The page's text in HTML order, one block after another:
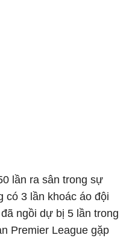
lần ra sân trong sự
có 3 lần khoác áo đội
ngồi dự bị 5 lần trong
Premier League gặp